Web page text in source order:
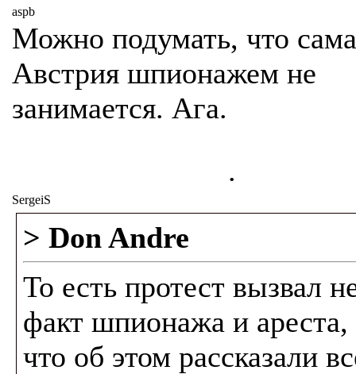
aspb
Можно подумать, что сама
Австрия шпионажем не
занимается. Ага.
.
SergeiS
> Don Andre
То есть протест вызвал
факт шпионажа и ареста,
что об этом рассказали